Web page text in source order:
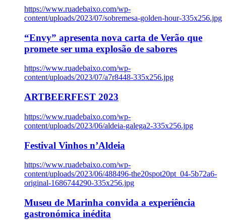
https://www.ruadebaixo.com/wp-
content/uploads/2023/07/sobremesa-golden-hour-335x256.jpg
“Envy” apresenta nova carta de Verão que
promete ser uma explosão de sabores
https://www.ruadebaixo.com/wp-
content/uploads/2023/07/a7r8448-335x256.jpg
ARTBEERFEST 2023
https://www.ruadebaixo.com/wp-
content/uploads/2023/06/aldeia-galega2-335x256.jpg
Festival Vinhos n’Aldeia
https://www.ruadebaixo.com/wp-
content/uploads/2023/06/488496-the20spot20pt_04-5b72a6-
original-1686744290-335x256.jpg
Museu de Marinha convida a experiência
gastronómica inédita